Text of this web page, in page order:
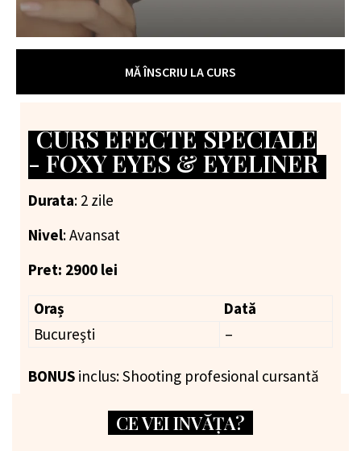
MĂ ÎNSCRIU LA CURS
CURS EFECTE SPECIALE
- FOXY EYES & EYELINER
Durata: 2 zile
Nivel: Avansat
Pret: 2900 lei
Oraș
Dată
Bucureşti
–
BONUS inclus: Shooting profesional cursantă
CE VEI INVĂȚA?